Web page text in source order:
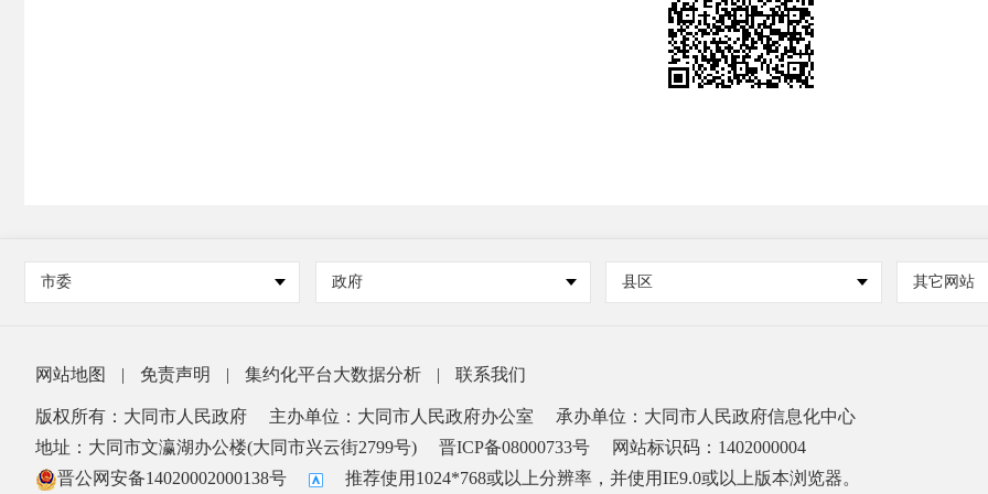
市委 政府 县区 其它网站
网站地图 | 免责声明 | 集约化平台大数据分析 | 联系我们
版权所有：大同市人民政府 主办单位：大同市人民政府办公室
承办单位：大同市人民政府信息化中心
地址：大同市文瀛湖办公楼(大同市兴云街2799号)
晋ICP备08000733号
网站标识码：1402000004
晋公网安备14020002000138号
推荐使用1024*768或以上分辨率，并使用IE9.0或以上版本浏览器。